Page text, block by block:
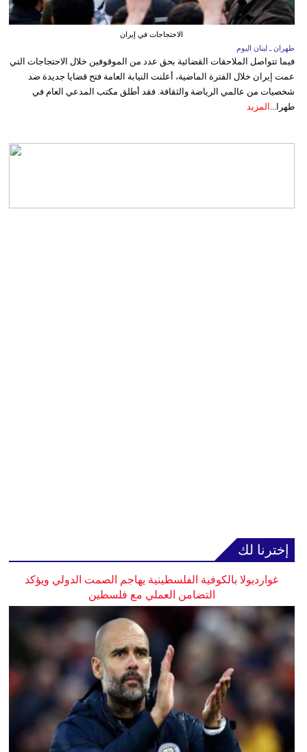
الاحتجاجات في إيران
طهران ـ لبنان اليوم
فيما تتواصل الملاحقات القضائية بحق عدد من الموقوفين خلال الاحتجاجات التي
عمت إيران خلال الفترة الماضية، أعلنت النيابة العامة فتح قضايا جديدة ضد
شخصيات من عالمي الرياضة والثقافة. فقد أطلق مكتب المدعي العام في
طهرا... المزيد
إخترنا لك
غوارديولا بالكوفية الفلسطينية يهاجم الصمت الدولي ويؤكد
التضامن العملي مع فلسطين